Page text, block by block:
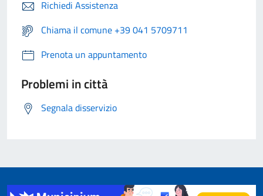
Richiedi Assistenza
Chiama il comune +39 041 5709711
Prenota un appuntamento
Problemi in città
Segnala disservizio